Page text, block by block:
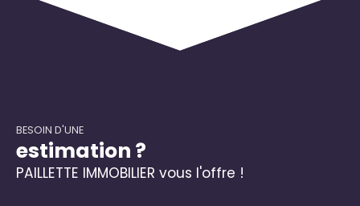
BESOIN D'UNE
estimation ?
PAILLETTE IMMOBILIER vous l'offre !